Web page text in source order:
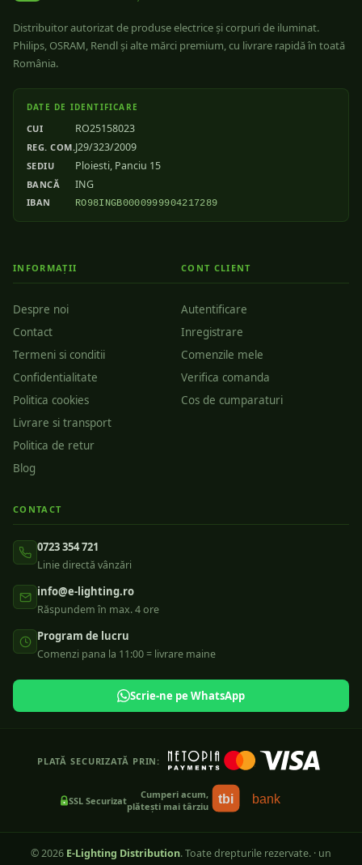
Distribuitor autorizat de produse electrice și corpuri de iluminat.
Philips, OSRAM, Rendl și alte mărci premium, cu livrare rapidă în toată
România.
DATE DE IDENTIFICARE
CUI RO25158023
REG. COM.J29/323/2009
SEDIU Ploiesti, Panciu 15
BANCĂ ING
IBAN RO98INGB0000999904217289
INFORMAȚII
Despre noi
Contact
Termeni si conditii
Confidentialitate
Politica cookies
Livrare si transport
Politica de retur
Blog
CONT CLIENT
Autentificare
Inregistrare
Comenzile mele
Verifica comanda
Cos de cumparaturi
CONTACT
0723 354 721
Linie directă vânzări
info@e-lighting.ro
Răspundem în max. 4 ore
Program de lucru
Comenzi pana la 11:00 = livrare maine
Scrie-ne pe WhatsApp
PLATĂ SECURIZATĂ PRIN:
SSL Securizat
Cumperi acum,
plătești mai târziu
tbi bank
©2026 E-Lighting Distribution. Toate drepturile rezervate. · un